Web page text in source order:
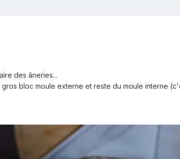
des âneries...
bloc moule externe et reste du moule interne